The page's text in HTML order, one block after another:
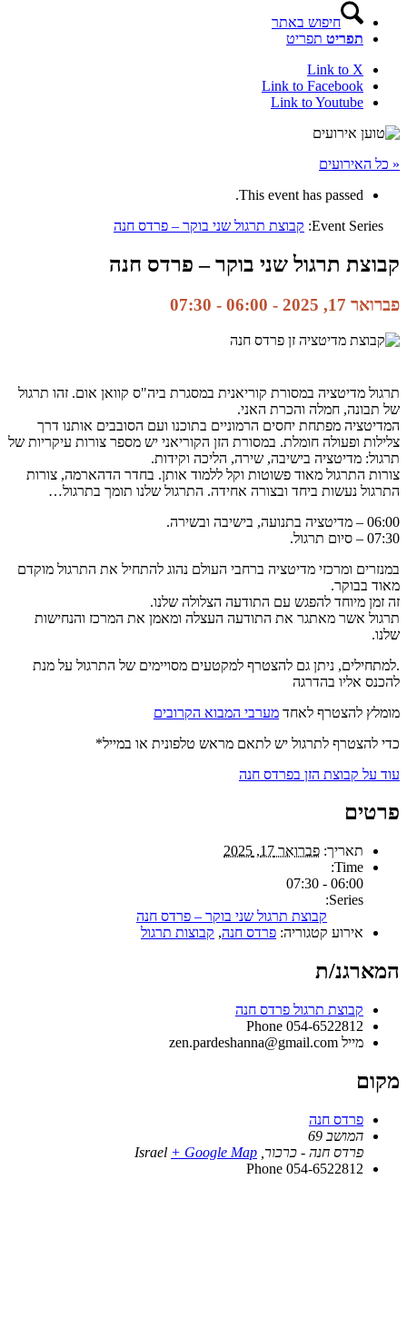
חיפוש באתר
תפריט תפריט
Link to X
Link to Facebook
Link to Youtube
« כל האירועים
This event has passed.
Event Series: קבוצת תרגול שני בוקר – פרדס חנה
קבוצת תרגול שני בוקר – פרדס חנה
פברואר 17, 2025 - 06:00 -
07:30
תרגול מדיטציה במסורת קוריאנית במסגרת ביה"ס קוואן אום. זהו תרגול
של תבונה, חמלה והכרת האני.
המדיטציה מפתחת יחסים הרמוניים בתוכנו ועם הסובבים אותנו דרך
צלילות ופעולה חומלת. במסורת הזן הקוריאני יש מספר צורות עיקריות של
תרגול: מדיטציה בישיבה, שירה, הליכה וקידות.
צורות התרגול מאוד פשוטות וקל ללמוד אותן. בחדר הדהארמה, צורות
התרגול נעשות ביחד ובצורה אחידה. התרגול שלנו תומך בתרגול…
06:00 – מדיטציה בתנועה, בישיבה ובשירה.
07:30 – סיום תרגול.
במנזרים ומרכזי מדיטציה ברחבי העולם נהוג להתחיל את התרגול מוקדם
מאוד בבוקר.
זה זמן מיוחד להפגש עם התודעה הצלולה שלנו.
תרגול אשר מאתגר את התודעה העצלה ומאמן את המרכז והנחישות
שלנו.
.למתחילים, ניתן גם להצטרף למקטעים מסויימים של התרגול על מנת
להכנס אליו בהדרגה
מומלץ להצטרף לאחד מערבי המבוא הקרובים
כדי להצטרף לתרגול יש לתאם מראש טלפונית או במייל*
עוד על קבוצת הזן בפרדס חנה
פרטים
תאריך: פברואר 17, 2025
Time:
06:00 - 07:30
Series:
קבוצת תרגול שני בוקר – פרדס חנה
אירוע קטגוריה: פרדס חנה, קבוצות תרגול
המארגנ/ת
קבוצת תרגול פרדס חנה
Phone 054-6522812
מייל zen.pardeshanna@gmail.com
מקום
פרדס חנה
המושב 69
פרדס חנה - כרכור
Israel + Google Map
Phone 054-6522812